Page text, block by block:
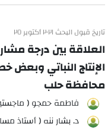
تاريخ قبول البحث ٢٠٢١ أكتوبر ٢٥
العلاقة بين درجة
الإنتاج النباتي
محافظة حلب
فاطمة حمجو (
د. بشار ننه ( أستاذ